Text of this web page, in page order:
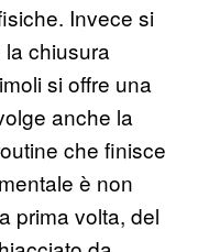
Invece si
la chiusura
si offre una
anche la
che finisce
è non
prima volta, del